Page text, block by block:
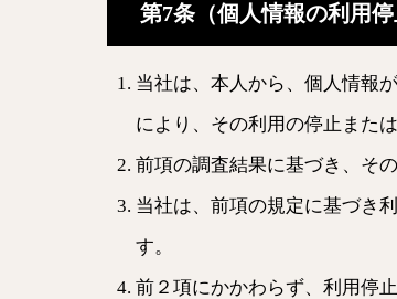
第7条（個人情報の利用停
当社は、本人から、個人情報
により、その利用の停止また
前項の調査結果に基づき、そ
当社は、前項の規定に基づき
す。
前２項にかかわらず、利用停